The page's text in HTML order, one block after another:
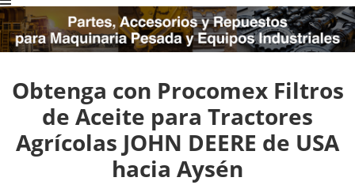
Obtenga con Procomex Filtros
de Aceite para Tractores
Agrícolas JOHN DEERE de USA
hacia Aysén